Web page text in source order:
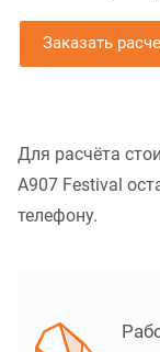
Заказать
Для расчёта
A907 Festival
телефону.